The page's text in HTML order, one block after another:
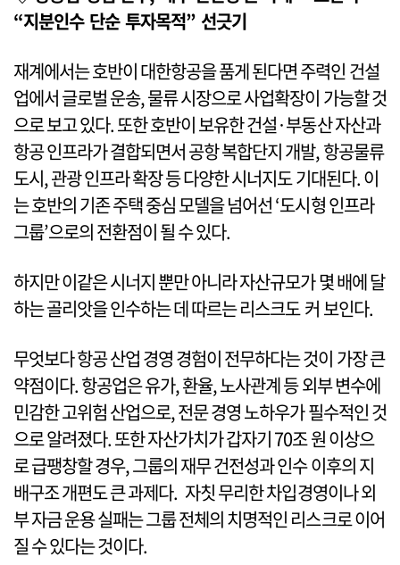
“지분인수 단순 투자목적” 선긋기
재계에서는 호반이 대한항공을 품게 된다면 주력인 건설
업에서 글로벌 운송, 물류 시장으로 사업확장이 가능할 것
으로 보고 있다. 또한 호반이 보유한 건설·부동산 자산과
항공 인프라가 결합되면서 공항 복합단지 개발, 항공물류
도시, 관광 인프라 확장 등 다양한 시너지도 기대된다. 이
는 호반의 기존 주택 중심 모델을 넘어선 ‘도시형 인프라
그룹’으로의 전환점이 될 수 있다.
하지만 이같은 시너지 뿐만 아니라 자산규모가 몇 배에 달
하는 골리앗을 인수하는 데 따르는 리스크도 커 보인다.
무엇보다 항공 산업 경영 경험이 전무하다는 것이 가장 큰
약점이다. 항공업은 유가, 환율, 노사관계 등 외부 변수에
민감한 고위험 산업으로, 전문 경영 노하우가 필수적인 것
으로 알려졌다. 또한 자산가치가 갑자기 70조 원 이상으
로 급팽창할 경우, 그룹의 재무 건전성과 인수 이후의 지
배구조 개편도 큰 과제다. 자칫 무리한 차입경영이나 외
부 자금 운용 실패는 그룹 전체의 치명적인 리스크로 이어
질 수 있다는 것이다.